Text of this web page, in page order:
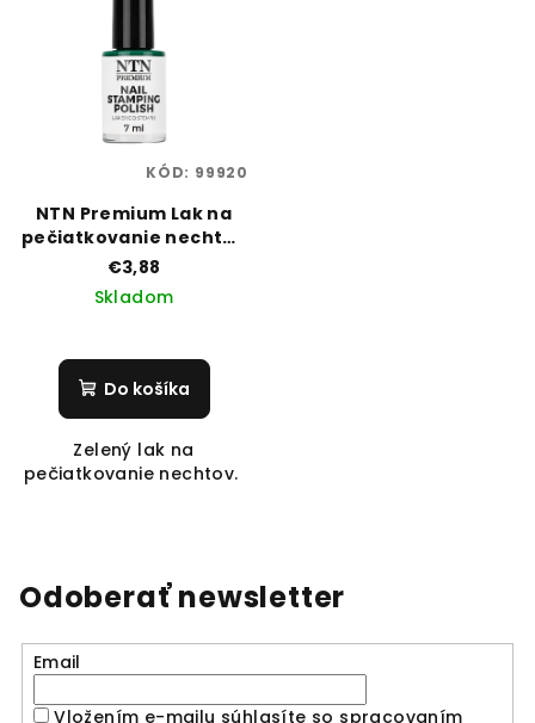
NTN Premium Lak na
pečiatkovanie nechtov
- zelený 102
€3,88
Skladom
Do košíka
Zelený lak na
pečiatkovanie nechtov.
KÓD: 99920
Odoberať newsletter
Email
Vložením e-mailu súhlasíte so spracovaním